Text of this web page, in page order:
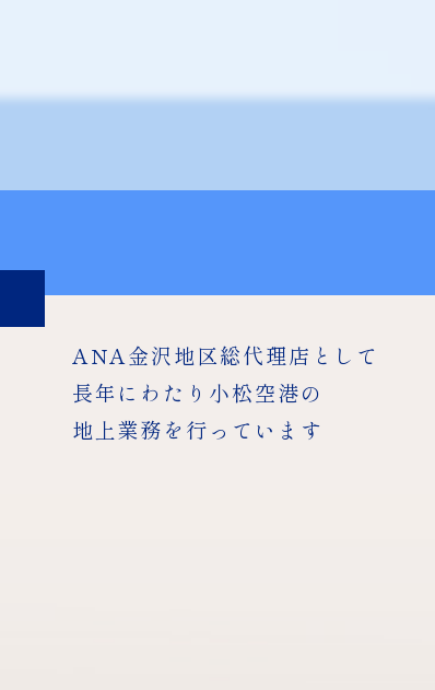
ANA金沢地区総代理店として
長年にわたり小松空港の
地上業務を行っています